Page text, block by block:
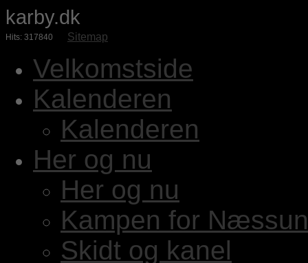
karby.dk
Hits: 317840 Sitemap
Velkomstside
Kalenderen
Kalenderen
Her og nu
Her og nu
Kampen for
Skidt og kanel